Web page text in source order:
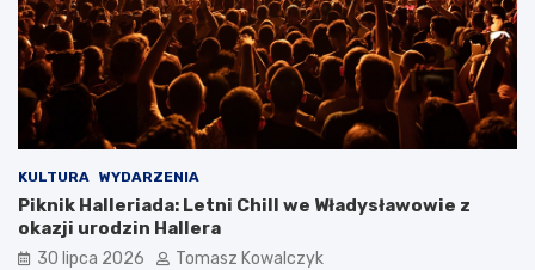
KULTURA WYDARZENIA
Piknik Halleriada: Letni Chill we Władysławowie z
okazji urodzin Hallera
30 lipca 2026 Tomasz Kowalczyk